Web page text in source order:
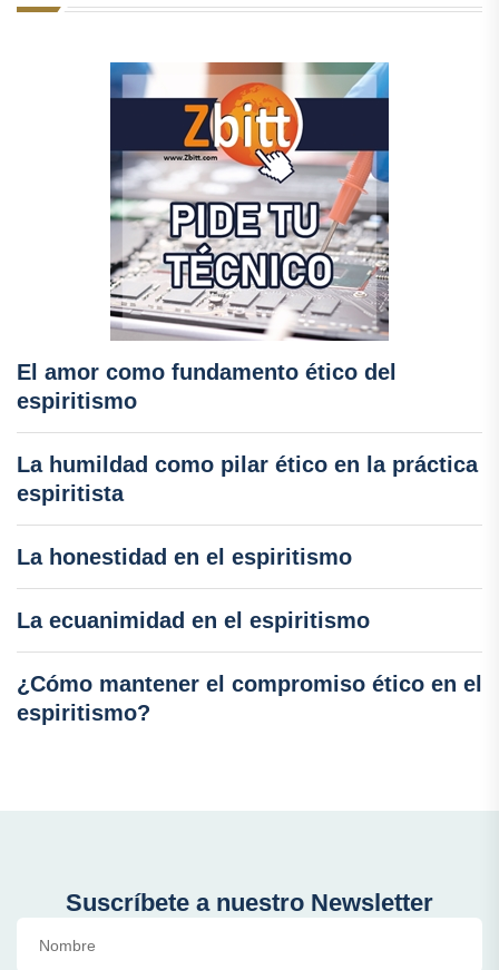
El amor como fundamento ético del
espiritismo
La humildad como pilar ético en la práctica
espiritista
La honestidad en el espiritismo
La ecuanimidad en el espiritismo
¿Cómo mantener el compromiso ético en el
espiritismo?
Suscríbete a nuestro Newsletter